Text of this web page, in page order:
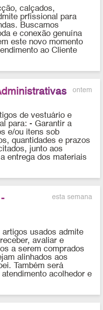
calçados,
prfissional para
Buscamos
e conexão genuína
este novo momento
ao Cliente
ontem
de vestuário e
para: - Garantir a
e/ou itens sob
quantidades e prazos
junto aos
entrega dos materiais
esta semana
usados admite
avaliar e
a serem comprados
alinhados aos
Também será
acolhedor e